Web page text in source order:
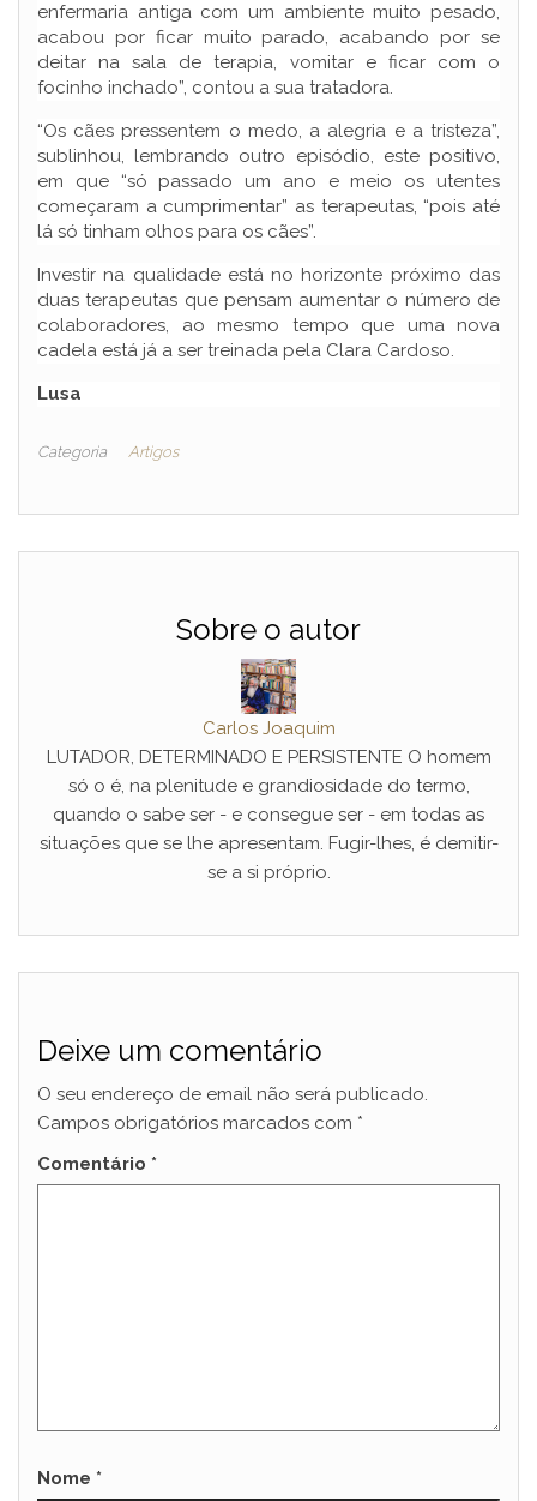
enfermaria antiga com um ambiente muito pesado,
acabou por ficar muito parado, acabando por se
deitar na sala de terapia, vomitar e ficar com o
focinho inchado”, contou a sua tratadora.
“Os cães pressentem o medo, a alegria e a tristeza”,
sublinhou, lembrando outro episódio, este positivo,
em que “só passado um ano e meio os utentes
começaram a cumprimentar” as terapeutas, “pois até
lá só tinham olhos para os cães”.
Investir na qualidade está no horizonte próximo das
duas terapeutas que pensam aumentar o número de
colaboradores, ao mesmo tempo que uma nova
cadela está já a ser treinada pela Clara Cardoso.
Lusa
Categoria Artigos
Sobre o autor
Carlos Joaquim
LUTADOR, DETERMINADO E PERSISTENTE O homem
só o é, na plenitude e grandiosidade do termo,
quando o sabe ser - e consegue ser - em todas as
situações que se lhe apresentam. Fugir-lhes, é demitir-
se a si próprio.
Deixe um comentário
O seu endereço de email não será publicado.
Campos obrigatórios marcados com *
Comentário *
Nome *